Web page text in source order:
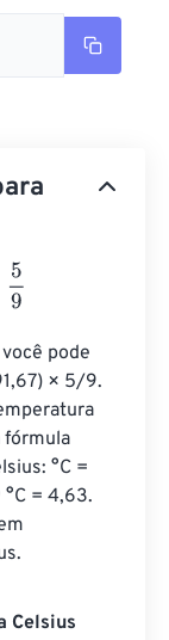
pode
× 5/9.
fórmula
°C =
= 4,63.
Celsius